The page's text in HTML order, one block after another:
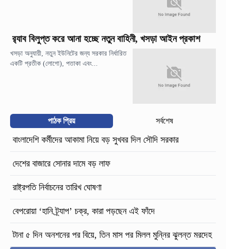
র‍্যাব বিলুপ্ত করে আনা হচ্ছে নতুন বাহিনী, খসড়া আইন প্রকাশ
খসড়া অনুযায়ী, নতুন ইউনিটের জন্য সরকার নির্ধারিত
একটি প্রতীক (লোগো), পতাকা এবং...
পাঠক প্রিয় সর্বশেষ
বাংলাদেশি কর্মীদের আকামা নিয়ে বড় সুখবর দিল সৌদি সরকার
দেশের বাজারে সোনার দামে বড় লাফ
রাষ্ট্রপতি নির্বাচনের তারিখ ঘোষণা
বেপরোয়া ‘হানি ট্র্যাপ’ চক্র, কারা পড়ছেন এই ফাঁদে
টানা ৫ দিন অনশনের পর বিয়ে, তিন মাস পর মিলল মুন্নির ঝুলন্ত মরদেহ